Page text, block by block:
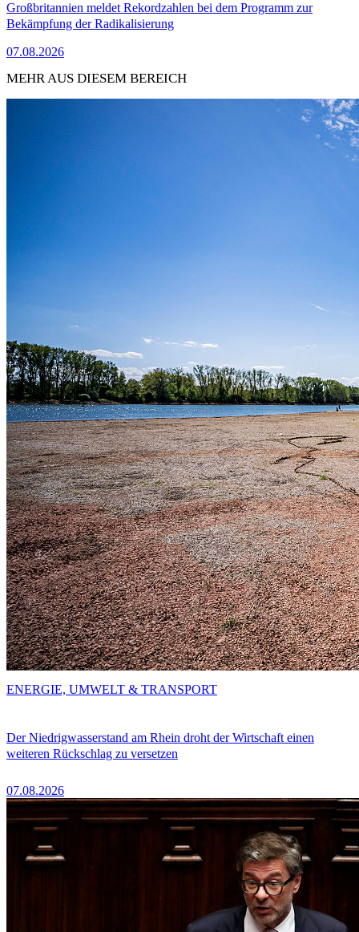
Großbritannien meldet Rekordzahlen bei dem Programm zur
Bekämpfung der Radikalisierung
07.08.2026
MEHR AUS DIESEM BEREICH
Der Niedrigwasserstand am Rhein droht der Wirtschaft einen
weiteren Rückschlag zu versetzen
07.08.2026
ENERGIE, UMWELT & TRANSPORT